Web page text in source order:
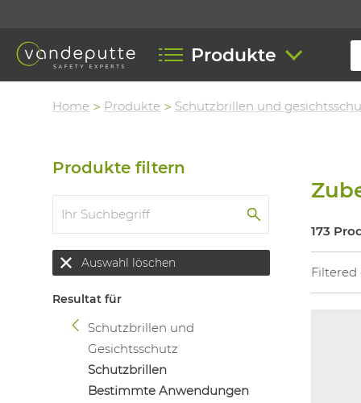
Produkte
Home Produkte Schutzbrillen und
Produkte filtern
Auswahl löschen
Resultat für
Schutzbrillen und
Gesichtsschutz
Schutzbrillen
Bestimmte Anwendungen
173
Filtered